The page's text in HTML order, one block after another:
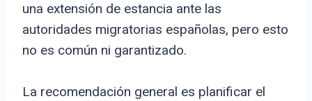
una extensión de estancia ante las
autoridades migratorias españolas, pero esto
no es común ni garantizado.
La recomendación general es planificar el